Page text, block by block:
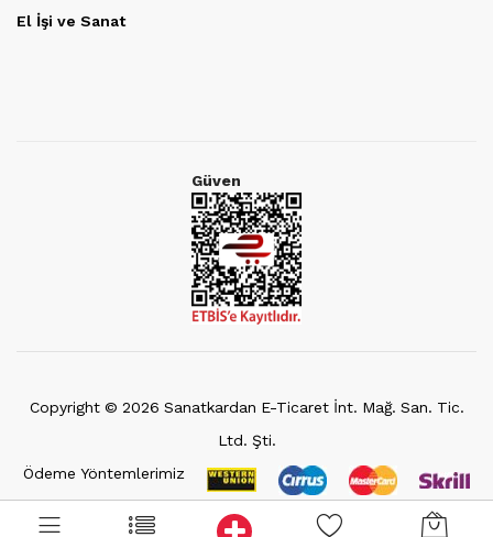
El İşi ve Sanat
Güven
Copyright © 2026 Sanatkardan E-Ticaret İnt. Mağ. San. Tic.
Ltd. Şti.
Ödeme Yöntemlerimiz